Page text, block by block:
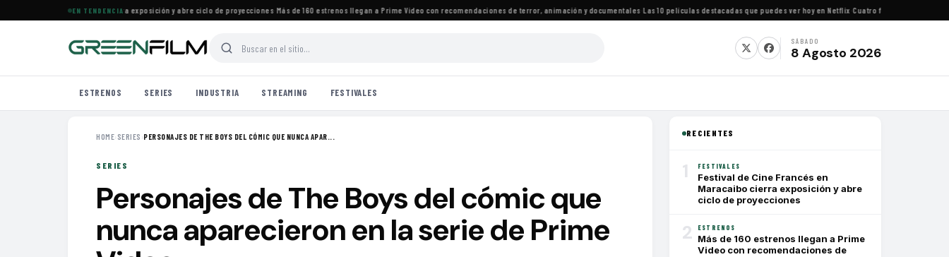
EN TENDENCIA
Francés en Maracaibo cierra exposición y abre ciclo de proyecciones·Más de 160 estrenos llegan a Prime Video con recomendaciones de terror, animación y documentales·Las 10 películas destacadas que puedes ver hoy en Netflix·Cuatro festivales de cine
SÁBADO
8 Agosto 2026
ESTRENOS SERIES INDUSTRIA STREAMING FESTIVALES
HOME› SERIES ›PERSONAJES DE THE BOYS DEL CÓMIC QUE NUNCA APAR...
SERIES
Personajes de The Boys del cómic que
nunca aparecieron en la serie de Prime
RECIENTES
1 FESTIVALES
Festival de Cine Francés en
Maracaibo cierra exposición y abre
ciclo de proyecciones
2 ESTRENOS
Más de 160 estrenos llegan a Prime
Video con recomendaciones de